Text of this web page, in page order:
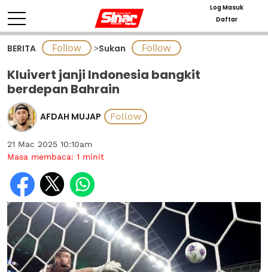
Log Masuk
Daftar
BERITA >Sukan
Kluivert janji Indonesia bangkit
berdepan Bahrain
AFDAH MUJAP
21 Mac 2025 10:10am
Masa membaca: 1 minit